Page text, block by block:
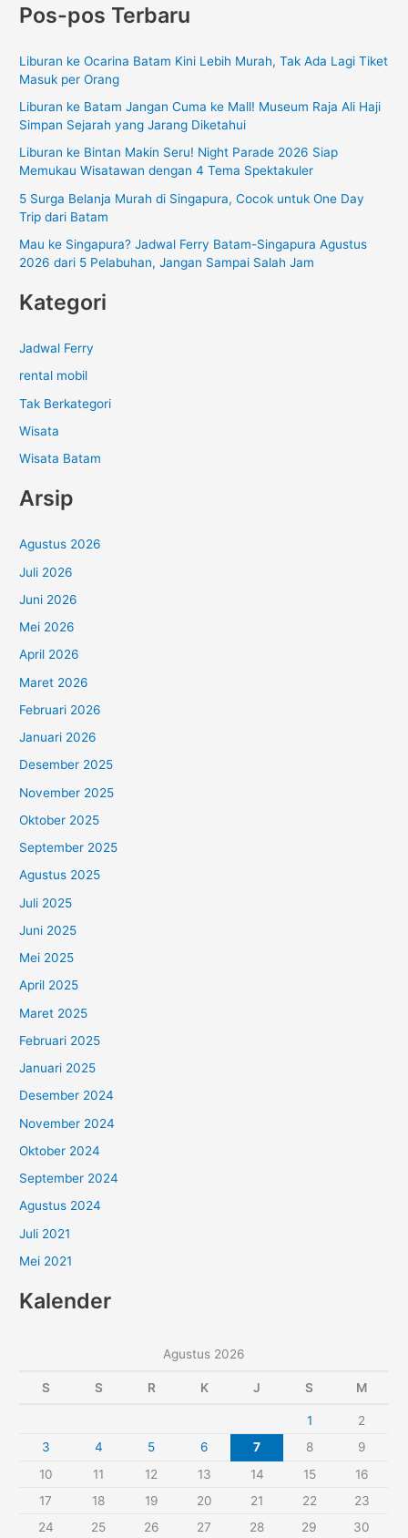
r
u
n
t
k
Pos-pos Terbaru
Liburan ke Ocarina Batam Kini Lebih Murah, Tak Ada Lagi Tiket
Masuk per Orang
Liburan ke Batam Jangan Cuma ke Mall! Museum Raja Ali Haji
Simpan Sejarah yang Jarang Diketahui
Liburan ke Bintan Makin Seru! Night Parade 2026 Siap
Memukau Wisatawan dengan 4 Tema Spektakuler
5 Surga Belanja Murah di Singapura, Cocok untuk One Day
Trip dari Batam
Mau ke Singapura? Jadwal Ferry Batam-Singapura Agustus
2026 dari 5 Pelabuhan, Jangan Sampai Salah Jam
Kategori
Jadwal Ferry
rental mobil
Tak Berkategori
Wisata
Wisata Batam
Arsip
Agustus 2026
Juli 2026
Juni 2026
Mei 2026
April 2026
Maret 2026
Februari 2026
Januari 2026
Desember 2025
November 2025
Oktober 2025
September 2025
Agustus 2025
Juli 2025
Juni 2025
Mei 2025
April 2025
Maret 2025
Februari 2025
Januari 2025
Desember 2024
November 2024
Oktober 2024
September 2024
Agustus 2024
Juli 2021
Mei 2021
Kalender
Agustus 2026
S S R K J S M
1
2
3
4 5 6 7 8
9
10
11 12 13 14 15
16
17
18 19 20 21 22
23
24
25 26 27 28 29 30